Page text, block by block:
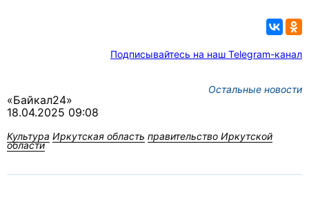
Подписывайтесь на наш Telegram-канал
Остальные новости
«Байкал24»
18.04.2025 09:08
Культура Иркутская область правительство Иркутской
области